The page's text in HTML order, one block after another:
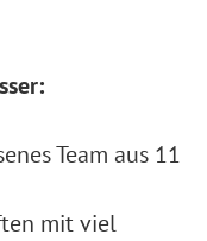
Team aus 11
mit viel